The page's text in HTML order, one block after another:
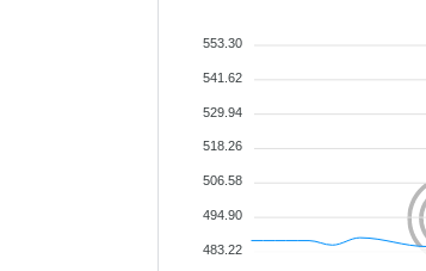
553.30
541.62
529.94
518.26
506.58
494.90
483.22